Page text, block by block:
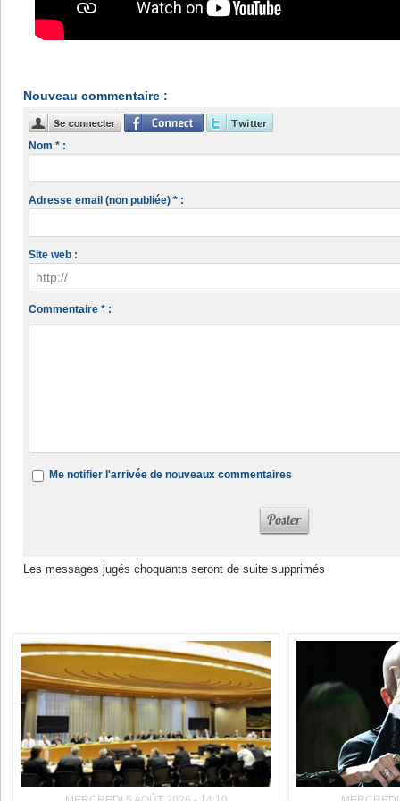
Nouveau commentaire :
Nom * :
Adresse email (non publiée) * :
Site web :
Commentaire * :
Me notifier l'arrivée de nouveaux commentaires
Les messages jugés choquants seront de suite supprimés